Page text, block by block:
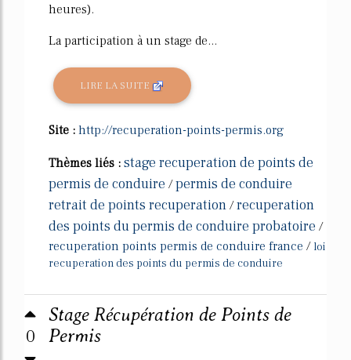
heures).
La participation à un stage de...
LIRE LA SUITE
Site : http://recuperation-points-permis.org
Thèmes liés : stage recuperation de points de
permis de conduire /permis de conduire
retrait de points recuperation /recuperation
des points du permis de conduire probatoire /
recuperation points permis de conduire france / loi
recuperation des points du permis de conduire
0
Stage Récupération de Points de
Permis